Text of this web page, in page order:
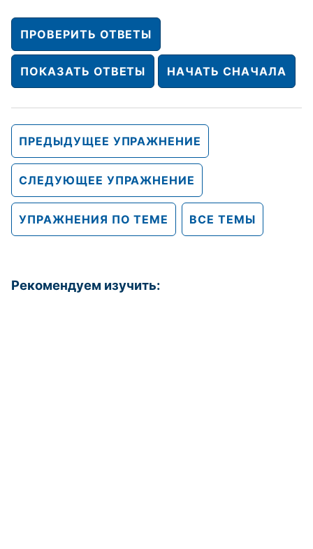
ПРОВЕРИТЬ ОТВЕТЫ
ПОКАЗАТЬ ОТВЕТЫ НАЧАТЬ СНАЧАЛА
ПРЕДЫДУЩЕЕ УПРАЖНЕНИЕ
СЛЕДУЮЩЕЕ УПРАЖНЕНИЕ
УПРАЖНЕНИЯ ПО ТЕМЕ ВСЕ ТЕМЫ
Рекомендуем изучить: